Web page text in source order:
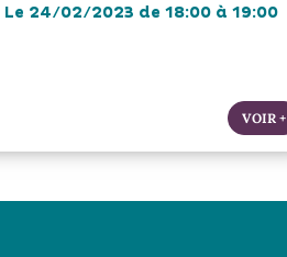
Le 24/02/2023 de 18:00 à 19:00
VOIR +